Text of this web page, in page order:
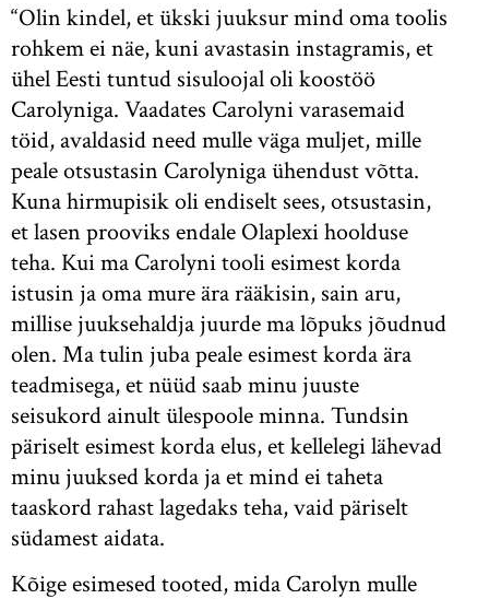
“Olin kindel, et ükski juuksur mind oma toolis
rohkem ei näe, kuni avastasin instagramis, et
ühel Eesti tuntud sisuloojal oli koostöö
Carolyniga. Vaadates Carolyni varasemaid
töid, avaldasid need mulle väga muljet, mille
peale otsustasin Carolyniga ühendust võtta.
Kuna hirmupisik oli endiselt sees, otsustasin,
et lasen prooviks endale Olaplexi hoolduse
teha. Kui ma Carolyni tooli esimest korda
istusin ja oma mure ära rääkisin, sain aru,
millise juuksehaldja juurde ma lõpuks jõudnud
olen. Ma tulin juba peale esimest korda ära
teadmisega, et nüüd saab minu juuste
seisukord ainult ülespoole minna. Tundsin
päriselt esimest korda elus, et kellelegi lähevad
minu juuksed korda ja et mind ei taheta
taaskord rahast lagedaks teha, vaid päriselt
südamest aidata.
Kõige esimesed tooted, mida Carolyn mulle